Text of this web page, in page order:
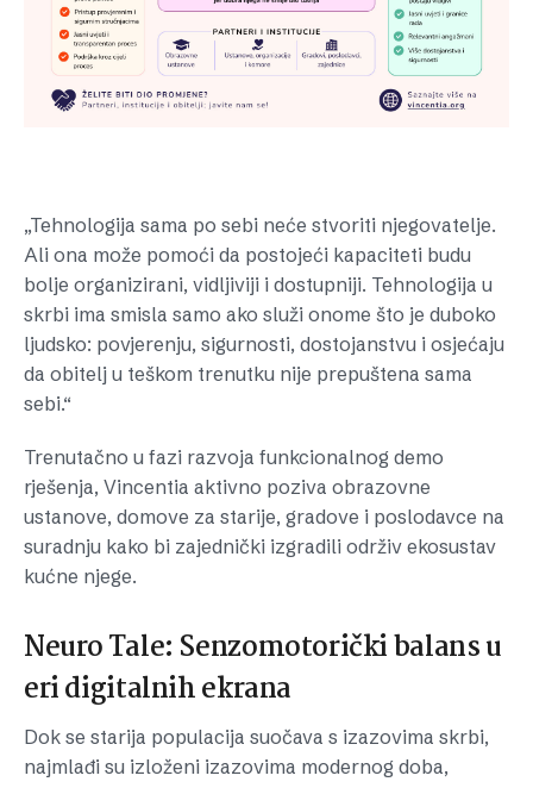
„Tehnologija sama po sebi neće stvoriti njegovatelje.
Ali ona može pomoći da postojeći kapaciteti budu
bolje organizirani, vidljiviji i dostupniji. Tehnologija u
skrbi ima smisla samo ako služi onome što je duboko
ljudsko: povjerenju, sigurnosti, dostojanstvu i osjećaju
da obitelj u teškom trenutku nije prepuštena sama
sebi.“
Trenutačno u fazi razvoja funkcionalnog demo
rješenja, Vincentia aktivno poziva obrazovne
ustanove, domove za starije, gradove i poslodavce na
suradnju kako bi zajednički izgradili održiv ekosustav
kućne njege.
Neuro Tale: Senzomotorički balans u
eri digitalnih ekrana
Dok se starija populacija suočava s izazovima skrbi,
najmlađi su izloženi izazovima modernog doba,